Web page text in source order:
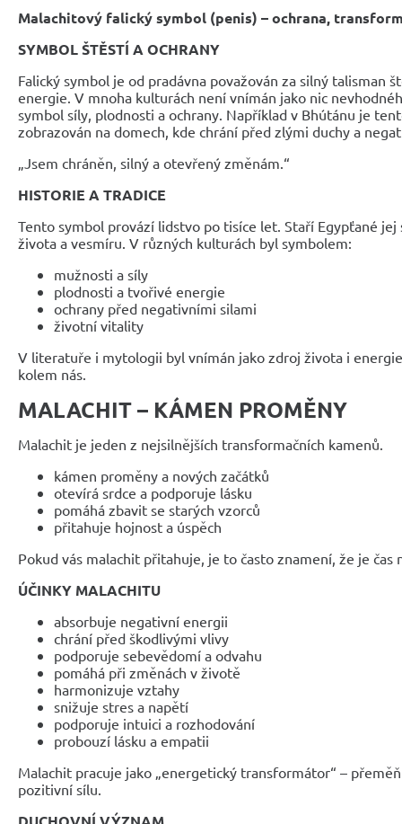
Malachitový falický symbol (penis) – ochrana,
SYMBOL ŠTĚSTÍ A OCHRANY
Falický symbol je od pradávna považován za silný talisman
energie. V mnoha kulturách není vnímán jako nic
symbol síly, plodnosti a ochrany. Například v Bhútánu je
zobrazován na domech, kde chrání před zlými duchy a
„Jsem chráněn, silný a otevřený změnám.“
HISTORIE A TRADICE
Tento symbol provází lidstvo po tisíce let. Staří Egypťané jej
života a vesmíru. V různých kulturách byl symbolem:
mužnosti a síly
plodnosti a tvořivé energie
ochrany před negativními silami
životní vitality
V literatuře i mytologii byl vnímán jako zdroj života i
kolem nás.
MALACHIT – KÁMEN PROMĚNY
Malachit je jeden z nejsilnějších transformačních kamenů.
kámen proměny a nových začátků
otevírá srdce a podporuje lásku
pomáhá zbavit se starých vzorců
přitahuje hojnost a úspěch
Pokud vás malachit přitahuje, je to často znamení, že je čas
ÚČINKY MALACHITU
absorbuje negativní energii
chrání před škodlivými vlivy
podporuje sebevědomí a odvahu
pomáhá při změnách v životě
harmonizuje vztahy
snižuje stres a napětí
podporuje intuici a rozhodování
probouzí lásku a empatii
Malachit pracuje jako „energetický transformátor“ –
pozitivní sílu.